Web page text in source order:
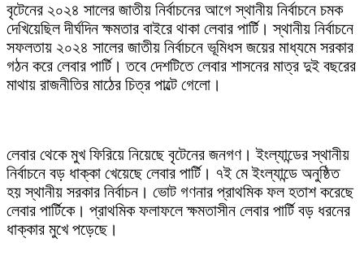
বৃটেনের ২০২৪ সালের জাতীয় নির্বাচনের আগে স্থানীয় নির্বাচনে চমক
দেখিয়েছিল দীর্ঘদিন ক্ষমতার বাইরে থাকা লেবার পার্টি। স্থানীয় নির্বাচনে
সফলতায় ২০২৪ সালের জাতীয় নির্বাচনে ভূমিধস জয়ের মাধ্যমে সরকার
গঠন করে লেবার পার্টি। তবে দেশটিতে লেবার শাসনের মাত্র দুই বছরের
মাথায় রাজনীতির মাঠের চিত্র পাল্টে গেলো।
লেবার থেকে মুখ ফিরিয়ে নিয়েছে বৃটেনের জনগণ। ইংল্যান্ডের স্থানীয়
নির্বাচনে বড় ধাক্কা খেয়েছে লেবার পার্টি। ৭ই মে ইংল্যান্ডে অনুষ্ঠিত
হয় স্থানীয় সরকার নির্বাচন। ভোট গণনার প্রাথমিক ফল হতাশ করেছে
লেবার পার্টিকে। প্রাথমিক ফলাফলে ক্ষমতাসীন লেবার পার্টি বড় ধরনের
ধাক্কার মুখে পড়েছে।